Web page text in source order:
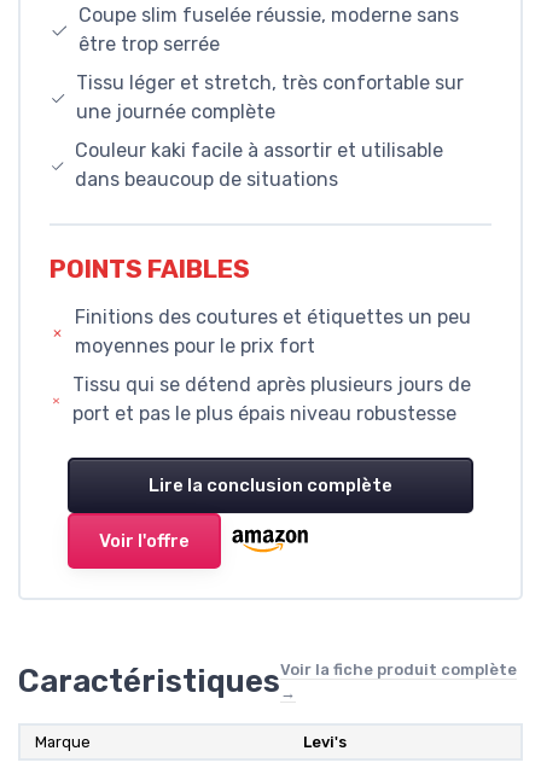
Coupe slim fuselée réussie, moderne sans
être trop serrée
Tissu léger et stretch, très confortable sur
une journée complète
Couleur kaki facile à assortir et utilisable
dans beaucoup de situations
POINTS FAIBLES
Finitions des coutures et étiquettes un peu
moyennes pour le prix fort
Tissu qui se détend après plusieurs jours de
port et pas le plus épais niveau robustesse
Lire la conclusion complète
Voir l'offre
CaractéristiquesVoir la fiche produit complète
→
Marque Levi's